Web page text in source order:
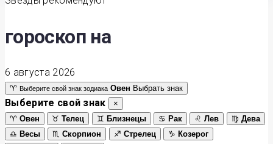
гороскоп на
6 августа 2026
♈ Выберите свой знак зодиака Овен Выбрать знак
Выберите свой знак
×
♈ Овен ♉ Телец ♊ Близнецы ♋ Рак ♌ Лев ♍ Дева
♎ Весы ♏ Скорпион ♐ Стрелец ♑ Козерог